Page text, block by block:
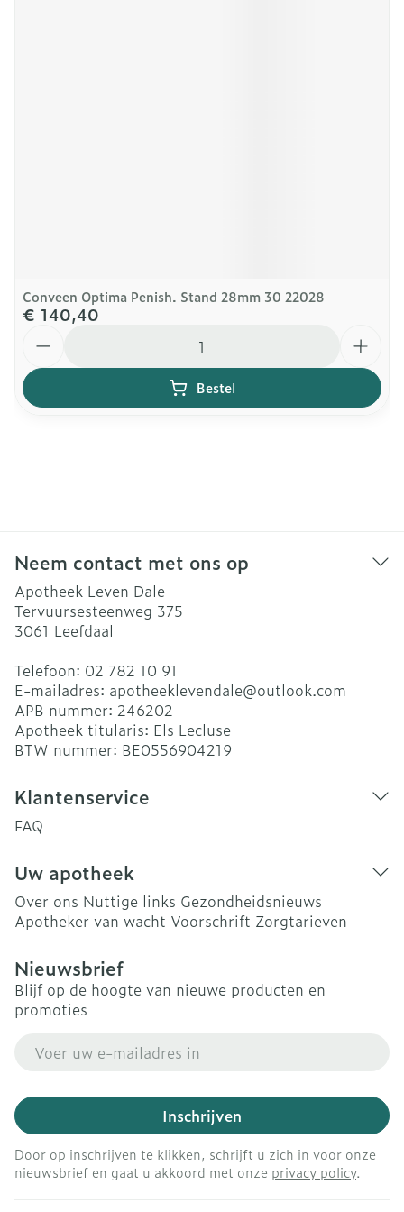
Conveen Optima Penish. Stand 28mm 30 22028
€ 140,40
Bestel
Neem contact met ons op
Apotheek Leven Dale
Tervuursesteenweg 375
3061 Leefdaal
Telefoon: 02 782 10 91
E-mailadres: apotheeklevendale@outlook.com
APB nummer: 246202
Apotheek titularis: Els Lecluse
BTW nummer: BE0556904219
Klantenservice
FAQ
Uw apotheek
Over ons Nuttige links Gezondheidsnieuws
Apotheker van wacht Voorschrift Zorgtarieven
Nieuwsbrief
Blijf op de hoogte van nieuwe producten en
promoties
Inschrijven
Door op inschrijven te klikken, schrijft u zich in voor onze
nieuwsbrief en gaat u akkoord met onze privacy policy.